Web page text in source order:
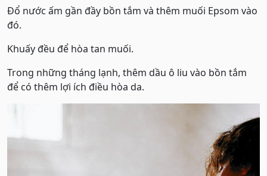
Đổ nước ấm gần đầy bồn tắm và thêm muối Epsom vào
đó.
Khuấy đều để hòa tan muối.
Trong những tháng lạnh, thêm dầu ô liu vào bồn tắm
để có thêm lợi ích điều hòa da.